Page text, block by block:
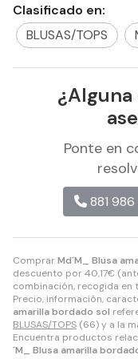
ComprarMd´M_ Blusa
descuento por40,17€
combinación, recogida en
Precio, información,
amarilla bordado sol
BLUSAS/TOPS (66) y a la
Encuentra productos
´M_ Blusa amarilla
Clasificado en:
BLUSAS/TOPS
Ponte en
881